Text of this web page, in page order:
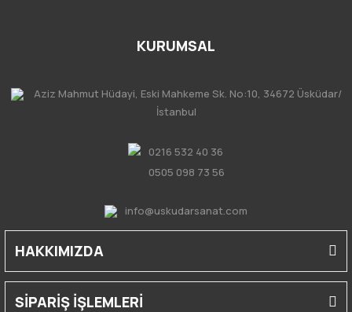
KURUMSAL
Aziz Mahmut Hüdayi, Eski Mahkeme Sk. No:10, 34672 Üsküdar/
İstanbul
0216 532 40 36
0505 098 73 56
info@uskudarsanat.com
HAKKIMIZDA
SİPARİŞ İŞLEMLERİ